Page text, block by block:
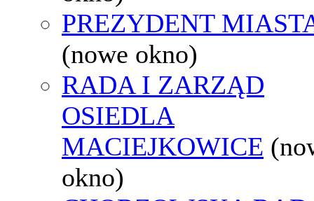
PREZYDENT
(nowe okno)
RADA I ZARZĄD
OSIEDLA
MACIEJKOWICE
okno)